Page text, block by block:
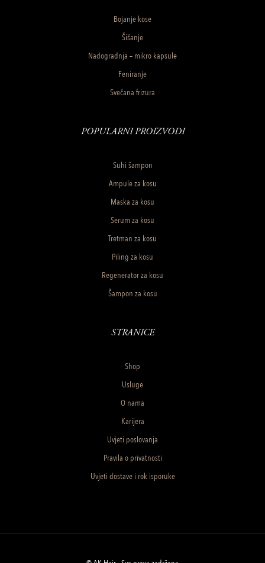
Bojanje kose
Šišanje
Nadogradnja – mikro kapsule
Feniranje
Svečana frizura
POPULARNI PROIZVODI
Suhi šampon
Ampule za kosu
Maska za kosu
Serum za kosu
Tretman za kosu
Piling za kosu
Regenerator za kosu
Šampon za kosu
STRANICE
Shop
Usluge
O nama
Karijera
Uvjeti poslovanja
Pravila o privatnosti
Uvjeti dostave i rok isporuke